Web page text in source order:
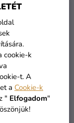
cookie-k
t. A
a Cookie-k
" Elfogadom"
- Marvel
BŐVEBBEN